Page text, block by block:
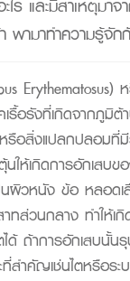
ร และมีสาเหตุมา
พามาทำความรู้จัก
เรื้อรังที่เกิดจากภูมิ
รือสิ่งแปลกปลอมที่
นให้เกิดการอักเสบ
ป็นผิวหนัง ข้อ หลอด
ทส่วนกลาง ทำให้เกิ
ด้ ถ้าการอักเสบนั้นรุ
สำคัญเช่นไตหรือร